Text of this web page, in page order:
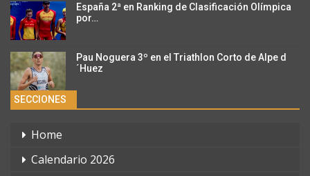
España 2ª en Ranking de Clasificación Olímpica
por…
Pau Noguera 3º en el Triathlon Corto de Alpe d
´Huez
SECCIONES
Home
Calendario 2026